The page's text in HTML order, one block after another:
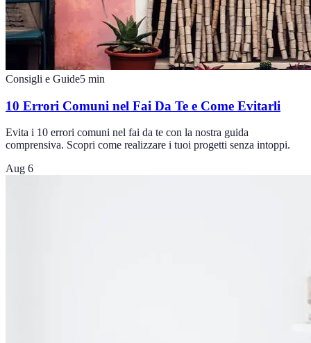
Consigli e Guide5 min
10 Errori Comuni nel Fai Da Te e Come Evitarli
Evita i 10 errori comuni nel fai da te con la nostra guida
comprensiva. Scopri come realizzare i tuoi progetti senza intoppi.
Aug 6